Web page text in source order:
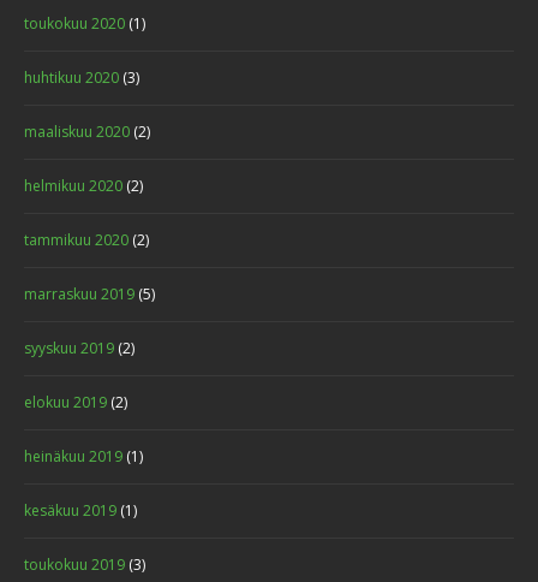
toukokuu 2020 (1)
huhtikuu 2020 (3)
maaliskuu 2020 (2)
helmikuu 2020 (2)
tammikuu 2020 (2)
marraskuu 2019 (5)
syyskuu 2019 (2)
elokuu 2019 (2)
heinäkuu 2019 (1)
kesäkuu 2019 (1)
toukokuu 2019 (3)